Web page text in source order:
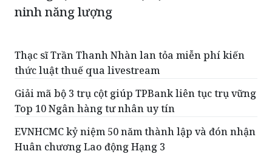
ninh năng lượng
Thạc sĩ Trần Thanh Nhàn lan tỏa miễn phí kiến
thức luật thuế qua livestream
Giải mã bộ 3 trụ cột giúp TPBank liên tục trụ vững
Top 10 Ngân hàng tư nhân uy tín
EVNHCMC kỷ niệm 50 năm thành lập và đón nhận
Huân chương Lao động Hạng 3